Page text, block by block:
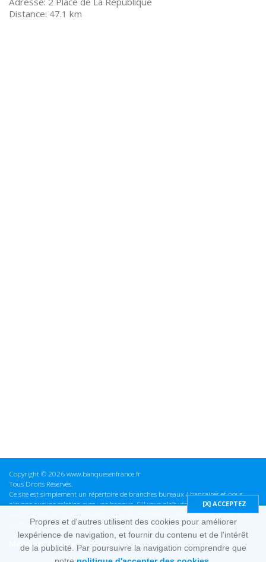
47.1 km
Copyright © 2026 www.banquesenfrance.fr
Tous Droits Réservés.
Ce site est simplement un répertoire de branches bureaux / bancaires et nous
n'avons aucune relation avec une banque. S'il vous plaît vérifier ces informations
avant d'effectuer toute opération, nous ne sommes pas responsables des erreurs
ou des omissions dans les informations que nous fournissons.
Mentions Légales & cookies
Propres et d'autres utilisent des cookies pour améliorer
lexpérience de navigation, et fournir du contenu et de l'intérêt
de la publicité. Par poursuivre la navigation comprendre que